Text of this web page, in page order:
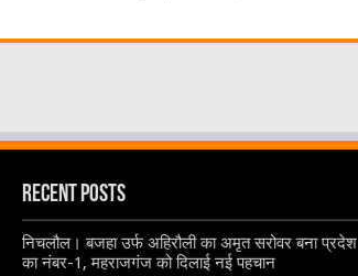
Recent Posts
निचलौल। बजहा उर्फ अहिरौली का अमृत सरोवर बना प्रदेश
का नंबर-1, महराजगंज को दिलाई नई पहचान